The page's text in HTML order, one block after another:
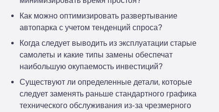
Как можно оптимизировать развертывание
автопарка с учетом тенденций спроса?
Когда следует выводить из эксплуатации старые
самолеты и какие типы замены обеспечат
наибольшую окупаемость инвестиций?
Существуют ли определенные детали, которые
следует заменять раньше стандартного графика
технического обслуживания из-за чрезмерного